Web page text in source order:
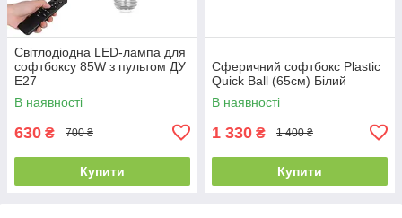
Світлодіодна LED-лампа для
софтбоксу 85W з пультом ДУ
E27
В наявності
630 ₴ 700 ₴
Купити
Сферичний софтбокс Plastic
Quick Ball (65см) Білий
В наявності
1 330 ₴ 1 400 ₴
Купити